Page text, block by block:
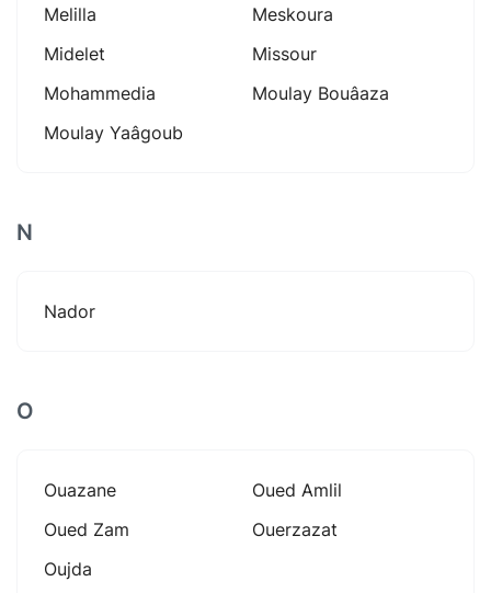
Melilla
Meskoura
Midelet
Missour
Mohammedia
Moulay Bouâaza
Moulay Yaâgoub
N
Nador
O
Ouazane
Oued Amlil
Oued Zam
Ouerzazat
Oujda